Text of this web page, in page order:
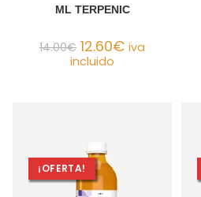
ML TERPENIC
14.00€ 12.60€ iva
incluido
¡OFERTA!